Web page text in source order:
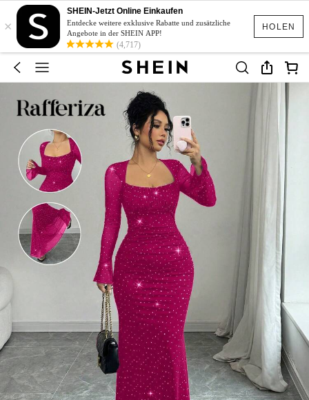
HOLEN
×
SHEIN-Jetzt Online Einkaufen
Entdecke weitere exklusive Rabatte und zusätzliche
Angebote in der SHEIN APP!
(4,717)